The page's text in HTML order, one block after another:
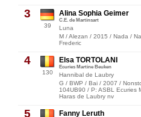
3
39
Alina Sophia Geimer
C.E. de Martinsart
Luna
M / Alezan / 2015 / Nada /
Frederic
4
130
Elsa TORTOLANI
Ecuries Martine Beuken
Hannibal de Laubry
G / BWP / Bai / 2007 /
104UB90 / P: ASBL Ecuries
Haras de Laubry nv
5 Fanny Leruth